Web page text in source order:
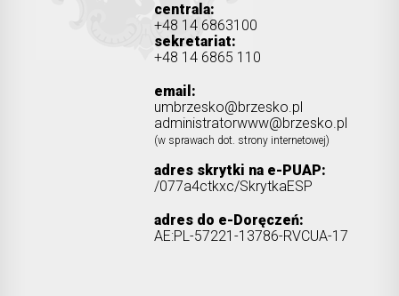
centrala:
+48 14 6863100
sekretariat:
+48 14 6865 110
email:
umbrzesko@brzesko.pl
administratorwww@brzesko.pl
(w sprawach dot. strony internetowej)
adres skrytki na e-PUAP:
/077a4ctkxc/SkrytkaESP
adres do e-Doręczeń:
AE:PL-57221-13786-RVCUA-17